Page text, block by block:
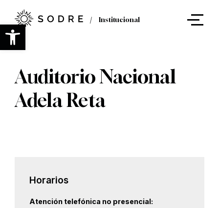
Abrir barra de herramientas
contenido
principal
Institucional
Auditorio Nacional
Adela Reta
Horarios
Atención telefónica no presencial: